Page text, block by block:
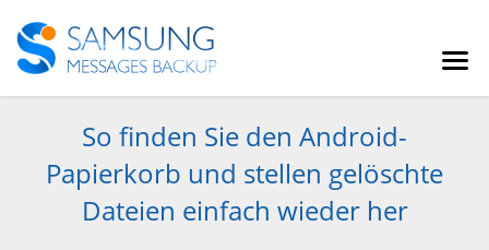
So finden Sie den Android-
Papierkorb und stellen gelöschte
Dateien einfach wieder her